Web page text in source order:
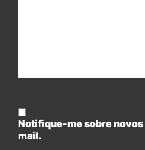
Notifique-me sobre
mail.